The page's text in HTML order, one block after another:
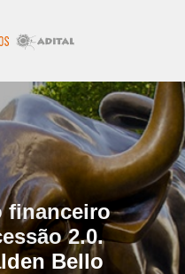
financeiro
2.0.
Bello